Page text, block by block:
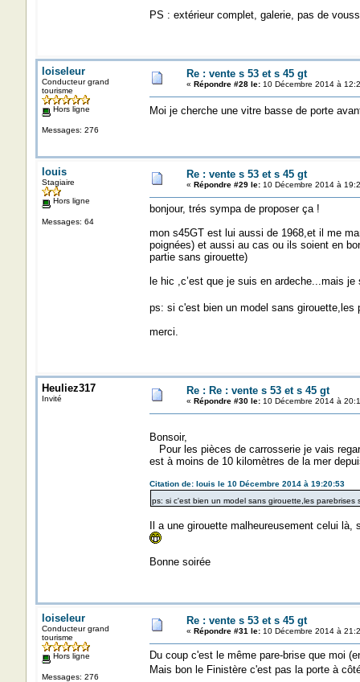
PS : extérieur complet, galerie, pas de
loiseleur
Conducteur grand
tourisme
Hors ligne
Messages: 276
Re : vente s 53 et s 45 gt
« Répondre #28 le:10 Décembre 2014 à
Moi je cherche une vitre basse de porte
louis
Stagiaire
Hors ligne
Messages: 64
Re : vente s 53 et s 45 gt
« Répondre #29 le:10 Décembre 2014 à
bonjour, trés sympa de proposer ça !
mon s45GT est lui aussi de 1968,et il me
poignées) et aussi au cas ou ils soient en
partie sans girouette)
le hic ,c’est que je suis en ardeche...mais
ps: si c'est bien un model sans
merci.
Heuliez317
Invité
Re : Re : vente s 53 et s 45 gt
« Répondre #30 le:10 Décembre 2014 à
Bonsoir,
Pour les pièces de carrosserie je vais
est à moins de 10 kilomètres de la mer
Citation de: louis le 10 Décembre 2014 à 19:20:53
ps: si c'est bien un model sans girouette,les
Il a une girouette malheureusement celui
Bonne soirée
loiseleur
Conducteur grand
tourisme
Hors ligne
Messages: 276
Re : vente s 53 et s 45 gt
« Répondre #31 le:10 Décembre 2014 à
Du coup c'est le même pare-brise que moi
Mais bon le Finistère c'est pas la porte à